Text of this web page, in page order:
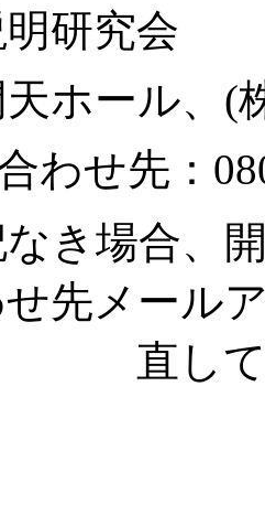
研究会
ホール、(
わせ先：
き場合、
先メール
直し